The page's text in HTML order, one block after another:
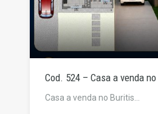
Cod. 524 – Casa a venda
Casa a venda no Buritis…